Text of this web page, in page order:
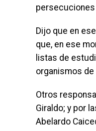
persecuciones
Dijo que en
que, en ese
listas de
organismos
Otros
Giraldo; y por
Abelardo